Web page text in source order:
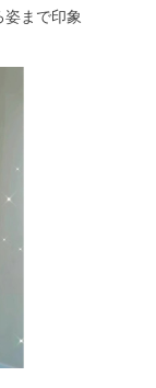
まで印象